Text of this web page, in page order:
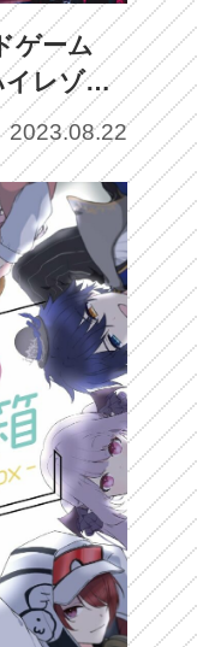
ゲーム
イレゾ音
う！
2023.08.22